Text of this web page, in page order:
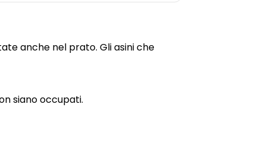
anche nel prato. Gli asini che
siano occupati.